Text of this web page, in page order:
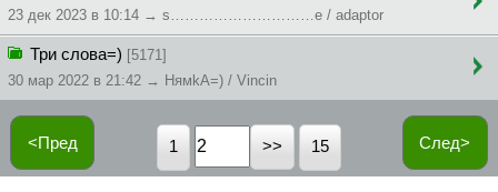
23 дек 2023 в 10:14 → s…………………………e / adaptor
Три слова=) [5171]
30 мар 2022 в 21:42 → HямkA=) / Vincin
<Пред След>
1 15